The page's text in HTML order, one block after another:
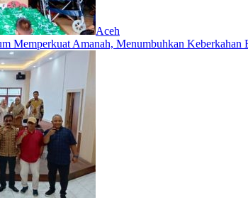
Aceh
Memperkuat Amanah, Menumbuhkan Keberkahan